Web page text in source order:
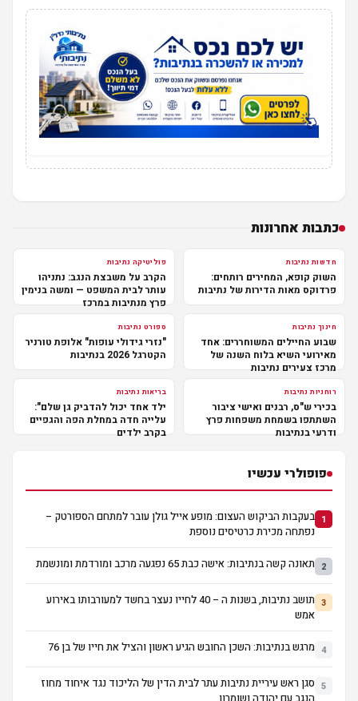
כתבות אחרונות
חדשות נתיבות
השוק קופא, המחירים רותחים:
פרדוקס מאות הדירות של נתיבות
פוליטיקה נתיבות
הקרב על משבצת הנגב: נתניהו
עותר לבית המשפט — ומשה בנימין
פרץ מנתיבות במרכז
חינוך נתיבות
שבוע החיילים המשוחררים: אחד
מאירועי השיא בלוח השנה של
מרכז צעירים נתיבות
ספורט נתיבות
"נזרי גידולי עופות" אלופת טורניר
הקטרגל 2026 בנתיבות
רוחניות נתיבות
בכירי ש"ס, רבנים ואישי ציבור
השתתפו בשמחת משפחות פרץ
ודרעי בנתיבות
בריאות נתיבות
ילד אחד יכול להדביק גן שלם":
עלייה חדה במחלת הפה והגפיים
בקרב ילדים
פופולרי עכשיו
1 בעקבות הביקוש העצום: מופע אייל גולן עובר למתחם הספורטק –
נפתחה מכירת כרטיסים נוספת
2 תאונה קשה בנתיבות: אישה כבת 65 נפגעה מרכב ומורדמת ומונשמת
3
תושב נתיבות, בשנות ה – 40 לחייו נעצר בחשד למעורבותו באירוע
אמש
4 מרגש בנתיבות: השכן החובש הגיע ראשון והציל את חייו של בן 76
5 סגן ראש עיריית נתיבות עתר לבית הדין של הליכוד נגד איחוד מחוז